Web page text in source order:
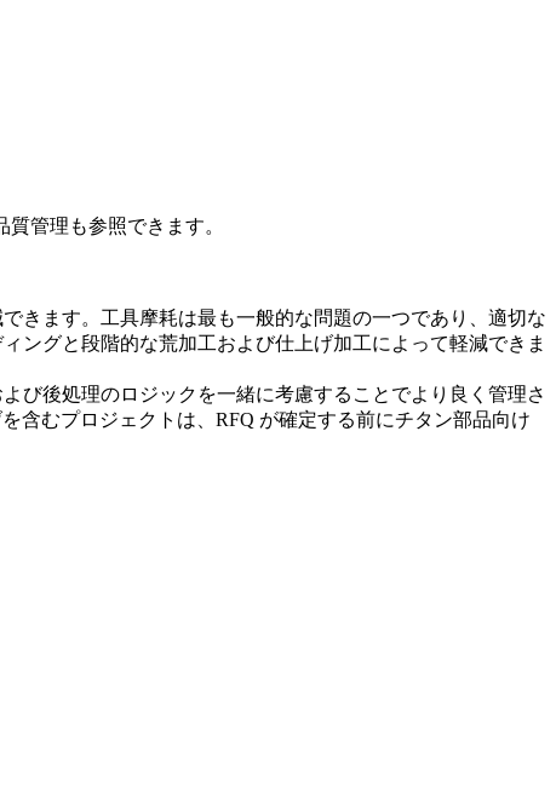
質管理 も参照できます。
きます。工具摩耗は最も一般的な問題の一つであり、適切な
ングと段階的な荒加工および仕上げ加工によって軽減できま
び後処理のロジックを一緒に考慮することでより良く管理さ
含むプロジェクトは、RFQ が確定する前にチタン部品向け